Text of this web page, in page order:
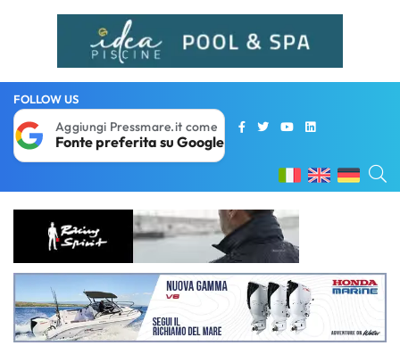
FOLLOW US
Aggiungi Pressmare.it come
Fonte preferita su Google